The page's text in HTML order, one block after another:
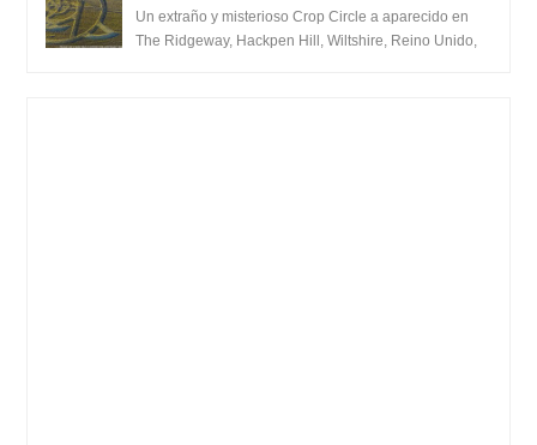
Unido 23 de junio 2016
Un extraño y misterioso Crop Circle a aparecido en
The Ridgeway, Hackpen Hill, Wiltshire, Reino Unido,